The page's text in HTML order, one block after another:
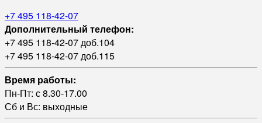
+7 495 118-42-07
Дополнительный телефон:
+7 495 118-42-07 доб.104
+7 495 118-42-07 доб.115
Время работы:
Пн-Пт: с 8.30-17.00
Сб и Вс: выходные